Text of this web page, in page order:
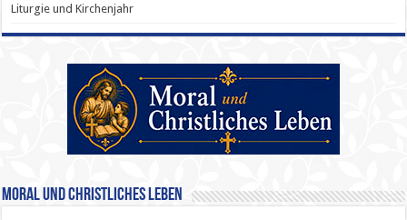
Liturgie und Kirchenjahr
Moral und Christliches Leben